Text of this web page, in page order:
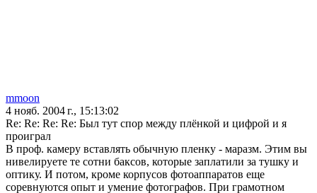
mmoon
4 нояб. 2004 г., 15:13:02
Re: Re: Re: Re: Был тут спор между плёнкой и цифрой и я
проиграл
В проф. камеру вставлять обычную пленку - маразм. Этим вы
нивелируете те сотни баксов, которые заплатили за тушку и
оптику. И потом, кроме корпусов фотоаппаратов еще
соревнуются опыт и умение фотографов. При грамотном